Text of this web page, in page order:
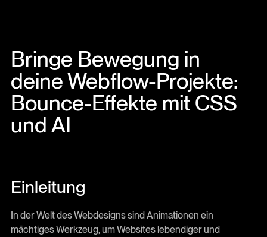
Bringe Bewegung in
deine Webflow-Projekte:
Bounce-Effekte mit CSS
und AI
Einleitung
In der Welt des Webdesigns sind Animationen ein
mächtiges Werkzeug, um Websites lebendiger und